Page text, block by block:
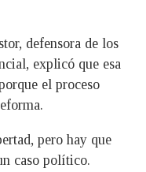
defensora de los
explicó que esa
el proceso
pero hay que
caso político.